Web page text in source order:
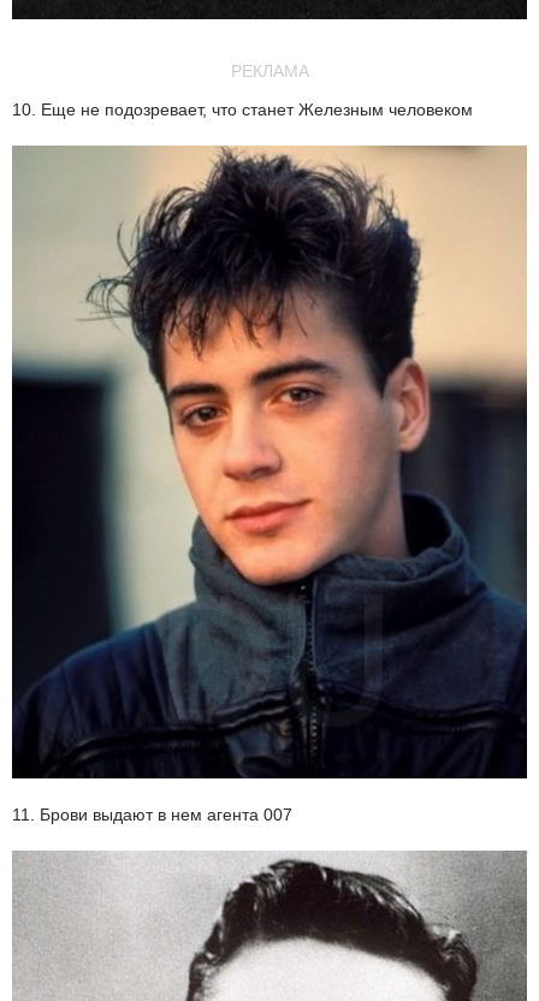
РЕКЛАМА
10. Еще не подозревает, что станет Железным человеком
11. Брови выдают в нем агента 007